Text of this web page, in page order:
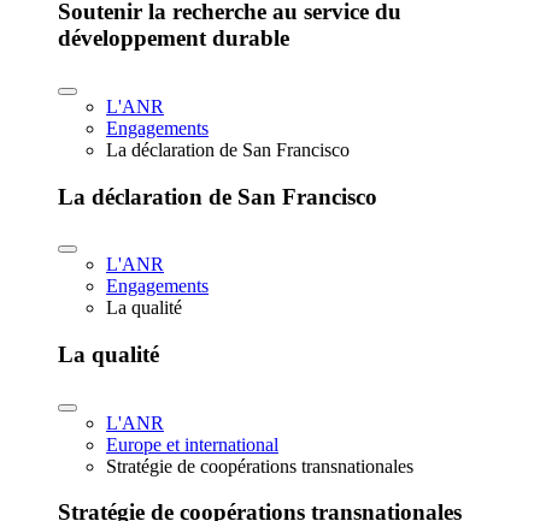
Soutenir la recherche au service du
développement durable
L'ANR
Engagements
La déclaration de San Francisco
La déclaration de San Francisco
L'ANR
Engagements
La qualité
La qualité
L'ANR
Europe et international
Stratégie de coopérations transnationales
Stratégie de coopérations transnationales